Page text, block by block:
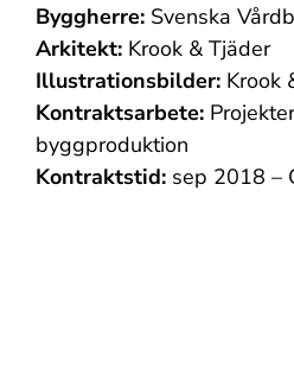
Byggherre:Svenska
Arkitekt:Krook & Tjäder
Illustrationsbilder:Krook
Kontraktsarbete:
byggproduktion
Kontraktstid:sep 2018 –